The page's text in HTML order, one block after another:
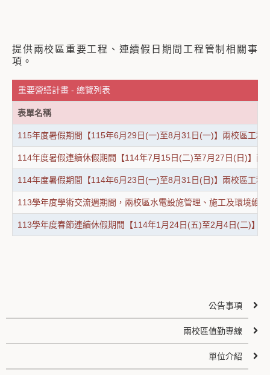
提供兩校區重要工程、連續假日期間工程管制相關事
項。
重要營繕計畫 - 總覽列表
表單名稱
115年度暑假期間【115年6月29日(一)至8月31日(一)】兩校區工程
114年度暑假連續休假期間【114年7月15日(二)至7月27日(日)】兩
114年度暑假期間【114年6月23日(一)至8月31日(日)】兩校區工程
113學年度學術交流週期間，兩校區水電設施管理、施工及環境維
113學年度春節連續休假期間【114年1月24日(五)至2月4日(二)】
公告事項
兩校區值勤專線
單位介紹